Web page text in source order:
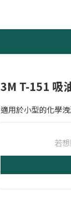
3M T-151 吸
適用於小型的化學
若